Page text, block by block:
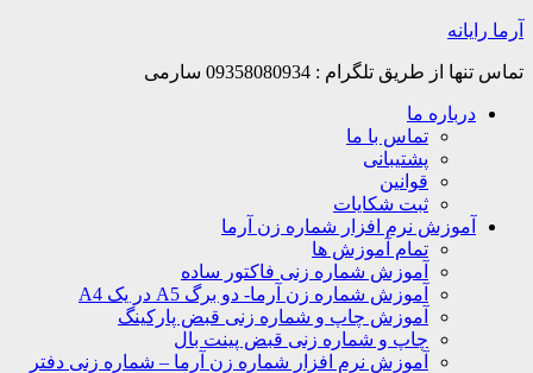
Skip
content
آرما رایانه
تماس تنها از طریق تلگرام : 09358080934 سارمی
درباره ما
تماس با ما
پشتیبانی
قوانین
ثبت شکایات
آموزش نرم افزار شماره زن آرما
تمام آموزش ها
آموزش شماره زنی فاکتور ساده
آموزش شماره زن آرما- دو برگ A5 در یک A4
آموزش چاپ و شماره زنی قبض پارکینگ
چاپ و شماره زنی قبض پینت بال
آموزش نرم افزار شماره زن آرما – شماره زنی دفتر